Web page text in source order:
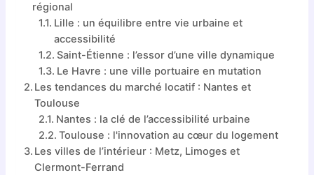
régional
Lille : un équilibre entre vie urbaine et
accessibilité
Saint-Étienne : l’essor d’une ville dynamique
Le Havre : une ville portuaire en mutation
Les tendances du marché locatif : Nantes et
Toulouse
Nantes : la clé de l’accessibilité urbaine
Toulouse : l'innovation au cœur du logement
Les villes de l’intérieur : Metz, Limoges et
Clermont-Ferrand